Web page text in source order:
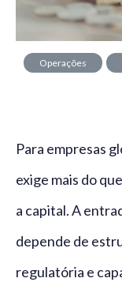
Operações
Para empresas
exige mais do
a capital. A
depende de
regulatória e